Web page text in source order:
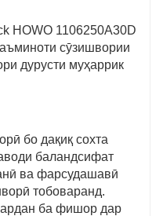
HOWO 1106250A30D
сӯзишвории
дурусти муҳаррик
бо дақиқ сохта
баландсифат
ва фарсудашавӣ
тобоваранд.
ба фишор дар